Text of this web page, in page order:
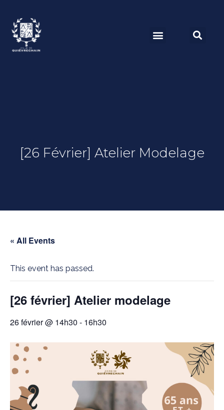
[26 Février] Atelier Modelage
« All Events
This event has passed.
[26 février] Atelier modelage
26 février @ 14h30 - 16h30